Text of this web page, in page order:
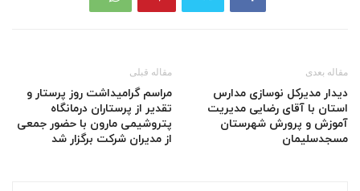
مقاله قبلی
مراسم گرامیداشت روز پرستار و
تقدیر از پرستاران درمانگاه
پتروشیمی مارون با حضور جمعی
از مدیران شرکت برگزار شد
مقاله بعدی
دیدار مدیرکل نوسازی مدارس
استان با آقای رضایی مدیریت
آموزش و پرورش شهرستان
مسجدسلیمان